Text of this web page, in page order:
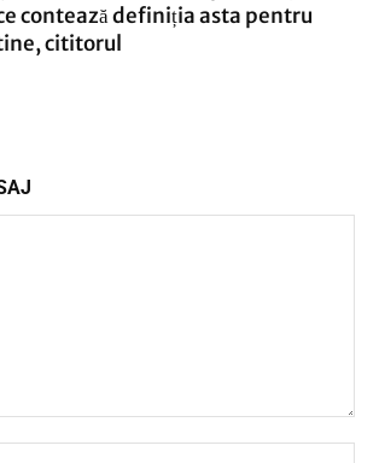
contează definiția asta pentru
cititorul